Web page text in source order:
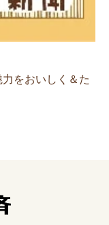
をおいしく＆た